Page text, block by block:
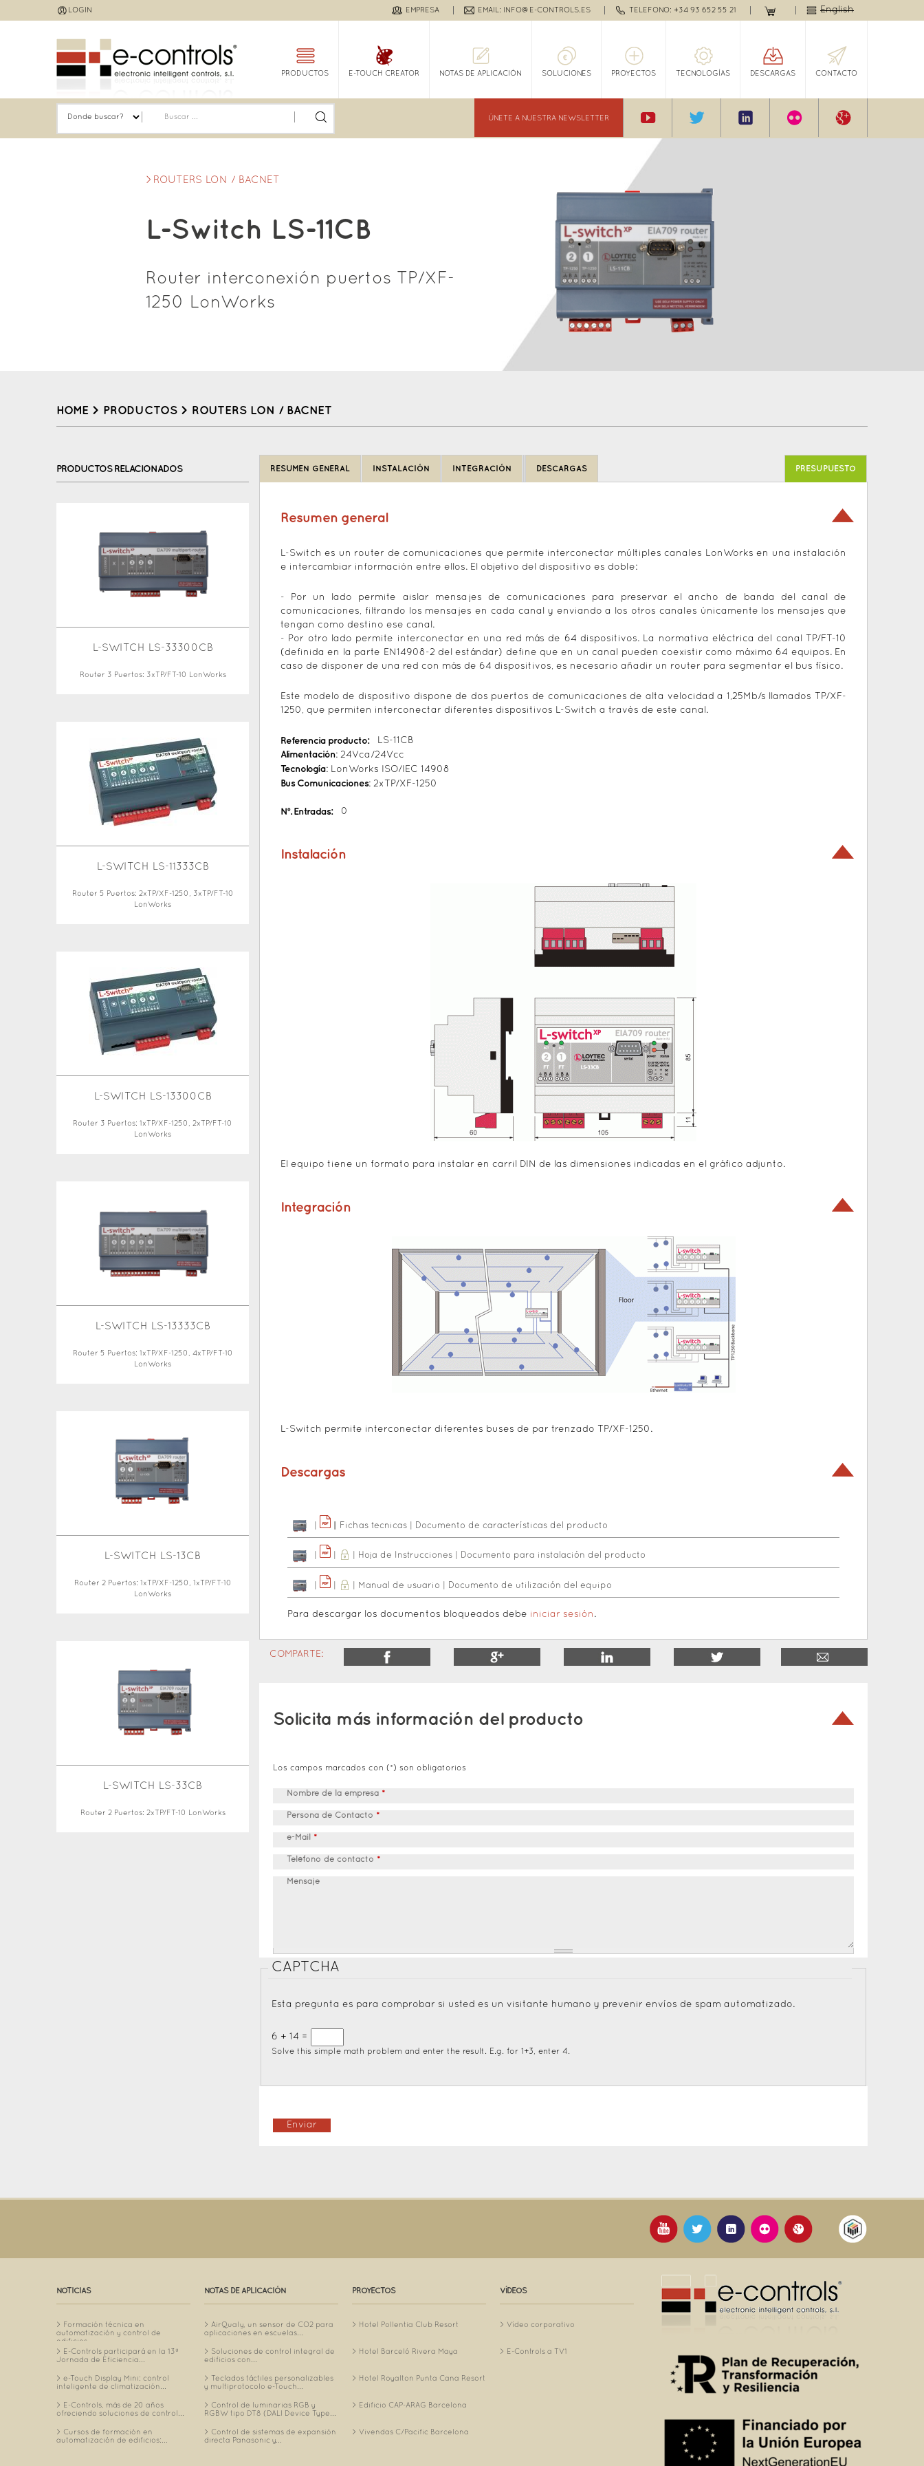
to
LOGIN English
EMPRESA EMAIL: INFO@E-CONTROLS.ES TELEFONO: +34 93 652 55 21
PRODUCTOS E-TOUCH CREATOR NOTAS DE APLICACIÓN SOLUCIONES PROYECTOS TECNOLOGÍAS DESCARGAS CONTACTO
ÚNETE A NUESTRA NEWSLETTER
ROUTERS LON / BACNET
L-Switch LS-11CB
Router interconexión puertos TP/XF-
1250 LonWorks
HOME > PRODUCTOS > ROUTERS LON / BACNET
top
RESUMEN GENERAL INSTALACIÓN INTEGRACIÓN DESCARGAS PRESUPUESTO
Resumen general
L-Switch es un router de comunicaciones que permite interconectar múltiples canales LonWorks en una instalación
e intercambiar información entre ellos. El objetivo del dispositivo es doble:
- Por un lado permite aislar mensajes de comunicaciones para preservar el ancho de banda del canal de
comunicaciones, filtrando los mensajes en cada canal y enviando a los otros canales únicamente los mensajes que
tengan como destino ese canal.
- Por otro lado permite interconectar en una red más de 64 dispositivos. La normativa eléctrica del canal TP/FT-10
(definida en la parte EN14908-2 del estándar) define que en un canal pueden coexistir como máximo 64 equipos. En
caso de disponer de una red con más de 64 dispositivos, es necesario añadir un router para segmentar el bus físico.
Este modelo de dispositivo dispone de dos puertos de comunicaciones de alta velocidad a 1,25Mb/s llamados TP/XF-
1250, que permiten interconectar diferentes dispositivos L-Switch a través de este canal.
Referencia producto:
LS-11CB
Alimentación: 24Vca/24Vcc
Tecnología: LonWorks ISO/IEC 14908
Bus Comunicaciones: 2xTP/XF-1250
Nº. Entradas: 0
Instalación
El equipo tiene un formato para instalar en carril DIN de las dimensiones indicadas en el gráfico adjunto.
Integración
L-Switch permite interconectar diferentes buses de par trenzado TP/XF-1250.
Descargas
Fichas tecnicas Documento de características del producto
Hoja de Instrucciones Documento para instalación del producto
Manual de usuario Documento de utilización del equipo
Para descargar los documentos bloqueados debe iniciar sesión .
COMPARTE:
Solicita más información del producto
Los campos marcados con (*) son obligatorios
Nombre de la empresa *
Persona de Contacto *
e-Mail *
Teléfono de contacto *
Mensaje
CAPTCHA
Esta pregunta es para comprobar si usted es un visitante humano y prevenir envíos de spam automatizado.
6 + 14 =
Solve this simple math problem and enter the result. E.g. for 1+3, enter 4.
PRODUCTOS RELACIONADOS
L-SWITCH LS-33300CB
Router 3 Puertos: 3xTP/FT-10 LonWorks
L-SWITCH LS-11333CB
Router 5 Puertos: 2xTP/XF-1250, 3xTP/FT-10
LonWorks
L-SWITCH LS-13300CB
Router 3 Puertos: 1xTP/XF-1250, 2xTP/FT-10
LonWorks
L-SWITCH LS-13333CB
Router 5 Puertos: 1xTP/XF-1250, 4xTP/FT-10
LonWorks
L-SWITCH LS-13CB
Router 2 Puertos: 1xTP/XF-1250, 1xTP/FT-10
LonWorks
L-SWITCH LS-33CB
Router 2 Puertos: 2xTP/FT-10 LonWorks
NOTICIAS
Formación técnica en
automatización y control de
edificios...
E-Controls participará en la 13ª
Jornada de Eficiencia...
e-Touch Display Mini: control
inteligente de climatización...
E-Controls, más de 20 años
ofreciendo soluciones de control...
Cursos de formación en
automatización de edificios:...
NOTAS DE APLICACIÓN
AirQualy, un sensor de CO2 para
aplicaciones en escuelas...
Soluciones de control integral de
edificios con...
Teclados táctiles personalizables
y multiprotocolo e-Touch...
Control de luminarias RGB y
RGBW tipo DT8 (DALI Device Type...
Control de sistemas de expansión
directa Panasonic y...
PROYECTOS
Hotel Pollentia Club Resort
Hotel Barceló Rivera Maya
Hotel Royalton Punta Cana Resort
Edificio CAP-ARAG Barcelona
Vivendas C/Pacific Barcelona
VÍDEOS
Vídeo corporativo
E-Controls a TV1